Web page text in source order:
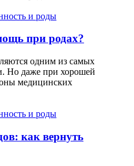
и роды
при родах?
одним из самых
Но даже при хорошей
медицинских
и роды
как вернуть